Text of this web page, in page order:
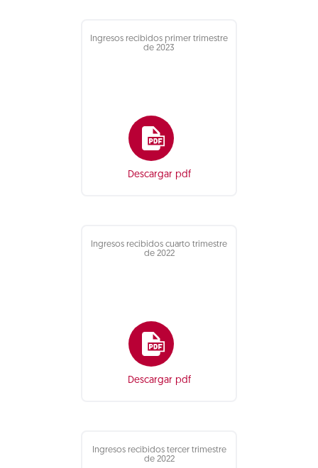
Ingresos recibidos primer trimestre
de 2023
Descargar pdf
Ingresos recibidos cuarto trimestre
de 2022
Descargar pdf
Ingresos recibidos tercer trimestre
de 2022